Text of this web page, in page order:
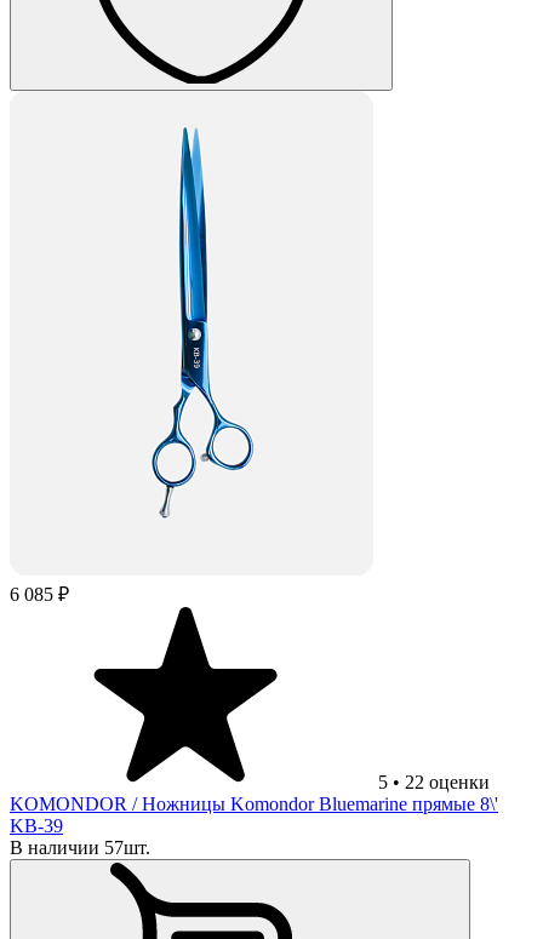
6 085 ₽
5 • 22 оценки
KOMONDOR / Ножницы Komondor Bluemarine прямые 8\'
KB-39
В наличии 57шт.